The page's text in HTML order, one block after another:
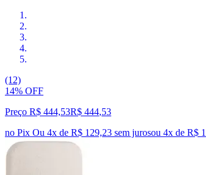
(12)
14% OFF
Preço R$ 444,53R$ 444,53
no Pix Ou 4x de R$ 129,23 sem jurosou 4x de R$